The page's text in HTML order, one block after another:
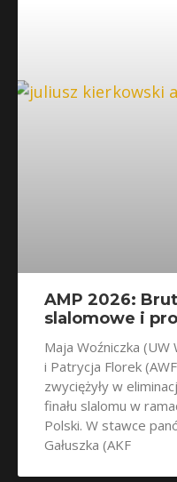
AMP 2026:
slalomowe i
Maja Woźniczka
i Patrycja Florek
zwyciężyły w
finału slalomu w
Polski. W stawce
Gałuszka (AKF